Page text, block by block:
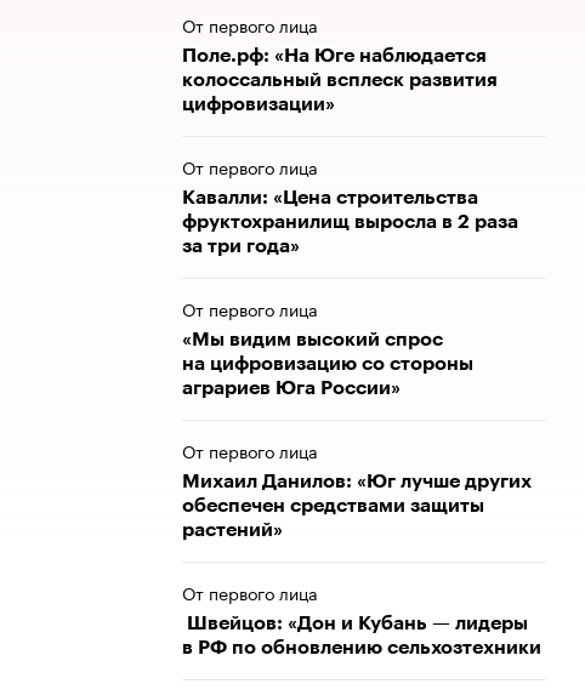
От первого лица
Поле.рф: «На Юге наблюдается
колоссальный всплеск развития
цифровизации»
От первого лица
Кавалли: «Цена строительства
фруктохранилищ выросла в 2 раза
за три года»
От первого лица
«Мы видим высокий спрос
на цифровизацию со стороны
аграриев Юга России»
От первого лица
Михаил Данилов: «Юг лучше других
обеспечен средствами защиты
растений»
От первого лица
​​​​​​​ Швейцов: «Дон и Кубань — лидеры
в РФ по обновлению сельхозтехники